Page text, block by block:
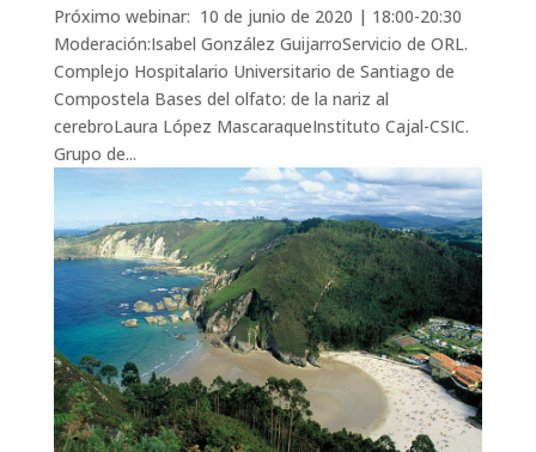
Próximo webinar: 10 de junio de 2020 | 18:00-20:30
Moderación:Isabel González GuijarroServicio de ORL.
Complejo Hospitalario Universitario de Santiago de
Compostela Bases del olfato: de la nariz al
cerebroLaura López MascaraqueInstituto Cajal-CSIC.
Grupo de...